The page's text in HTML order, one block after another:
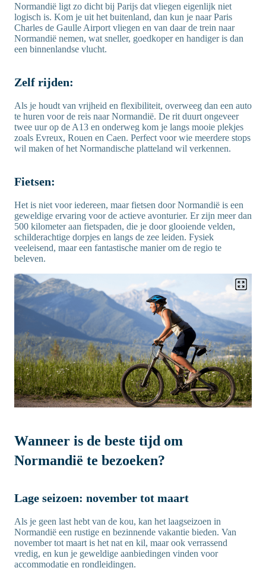
Normandië ligt zo dicht bij Parijs dat vliegen eigenlijk niet
logisch is. Kom je uit het buitenland, dan kun je naar Paris
Charles de Gaulle Airport vliegen en van daar de trein naar
Normandië nemen, wat sneller, goedkoper en handiger is dan
een binnenlandse vlucht.
Zelf rijden:
Als je houdt van vrijheid en flexibiliteit, overweeg dan een auto
te huren voor de reis naar Normandië. De rit duurt ongeveer
twee uur op de A13 en onderweg kom je langs mooie plekjes
zoals Evreux, Rouen en Caen. Perfect voor wie meerdere stops
wil maken of het Normandische platteland wil verkennen.
Fietsen:
Het is niet voor iedereen, maar fietsen door Normandië is een
geweldige ervaring voor de actieve avonturier. Er zijn meer dan
500 kilometer aan fietspaden, die je door glooiende velden,
schilderachtige dorpjes en langs de zee leiden. Fysiek
veeleisend, maar een fantastische manier om de regio te
beleven.
Wanneer is de beste tijd om
Normandië te bezoeken?
Lage seizoen: november tot maart
Als je geen last hebt van de kou, kan het laagseizoen in
Normandië een rustige en bezinnende vakantie bieden. Van
november tot maart is het nat en kil, maar ook verrassend
vredig, en kun je geweldige aanbiedingen vinden voor
accommodatie en rondleidingen.